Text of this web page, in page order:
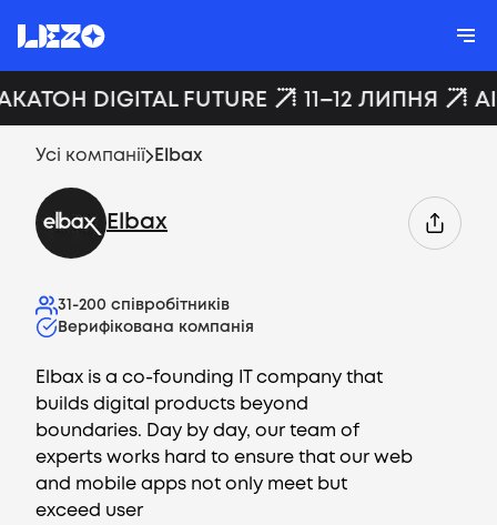
DIGITAL FUTURE 11–12 ЛИПНЯ
Усі компанії Elbax
Elbax
31-200 співробітників
Верифікована компанія
Elbax is a сo-founding IT company that
builds digital products beyond
boundaries. Day by day, our team of
experts works hard to ensure that our web
and mobile apps not only meet but
exceed user